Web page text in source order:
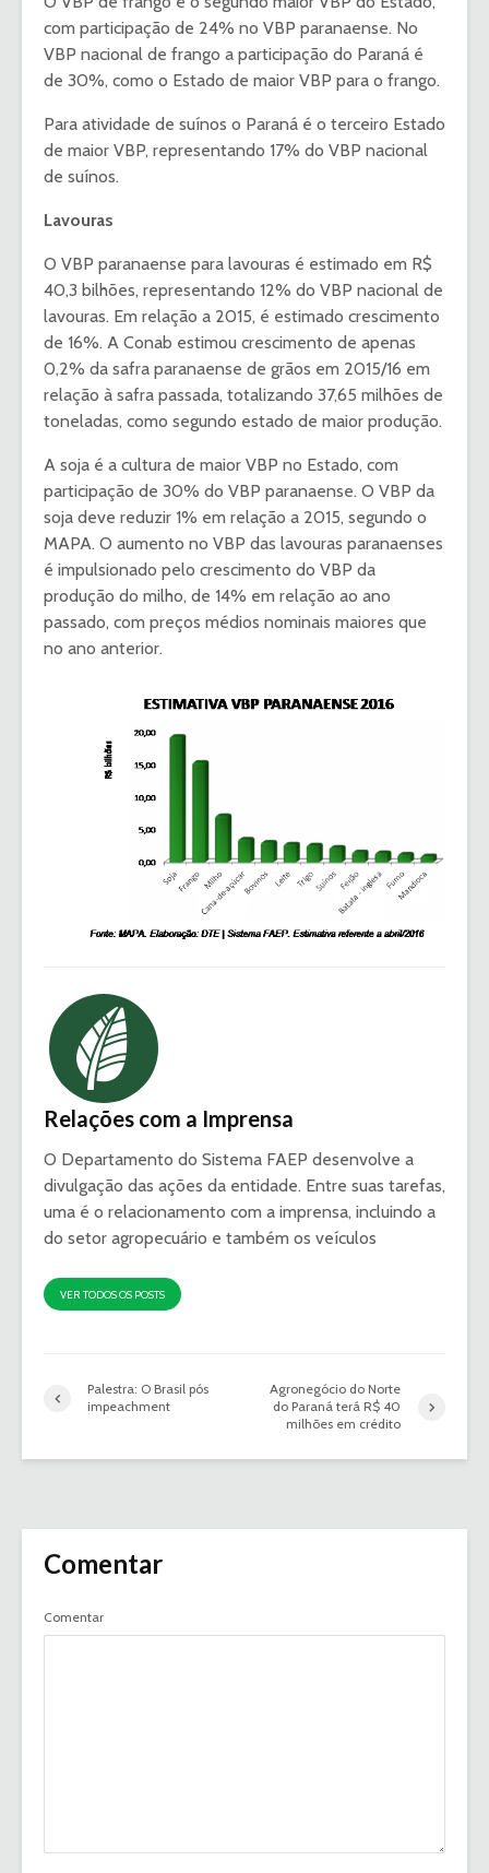
com participação de 24% no VBP paranaense. No
VBP nacional de frango a participação do Paraná é
de 30%, como o Estado de maior VBP para o frango.
Para atividade de suínos o Paraná é o terceiro Estado
de maior VBP, representando 17% do VBP nacional
de suínos.
Lavouras
O VBP paranaense para lavouras é estimado em R$
40,3 bilhões, representando 12% do VBP nacional de
lavouras. Em relação a 2015, é estimado crescimento
de 16%. A Conab estimou crescimento de apenas
0,2% da safra paranaense de grãos em 2015/16 em
relação à safra passada, totalizando 37,65 milhões de
toneladas, como segundo estado de maior produção.
A soja é a cultura de maior VBP no Estado, com
participação de 30% do VBP paranaense. O VBP da
soja deve reduzir 1% em relação a 2015, segundo o
MAPA. O aumento no VBP das lavouras paranaenses
é impulsionado pelo crescimento do VBP da
produção do milho, de 14% em relação ao ano
passado, com preços médios nominais maiores que
no ano anterior.
Relações com a Imprensa
O Departamento do Sistema FAEP desenvolve a
divulgação das ações da entidade. Entre suas tarefas,
uma é o relacionamento com a imprensa, incluindo a
do setor agropecuário e também os veículos
VER TODOS OS POSTS
Palestra: O Brasil pós
impeachment
Agronegócio do Norte
do Paraná terá R$ 40
milhões em crédito
Comentar
Comentar